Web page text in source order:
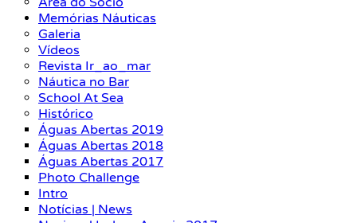
Memórias Náuticas
Galeria
Vídeos
Revista Ir_ao_mar
Náutica no Bar
School At Sea
Histórico
Águas Abertas 2019
Águas Abertas 2018
Águas Abertas 2017
Photo Challenge
Intro
Notícias | News